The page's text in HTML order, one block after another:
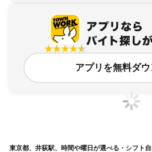
アプリを無料ダ
東京都、井荻駅、時間や曜日が選べる・シフト